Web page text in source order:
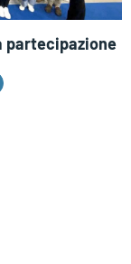
partecipazione